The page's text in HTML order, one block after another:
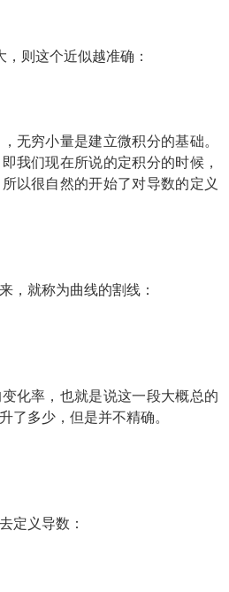
则这个近似越准确：
无穷小量是建立微积分的基础。
我们现在所说的定积分的时候，
以很自然的开始了对导数的定义
，就称为曲线的割线：
化率，也就是说这一段大概总的
了多少，但是并不精确。
定义导数：